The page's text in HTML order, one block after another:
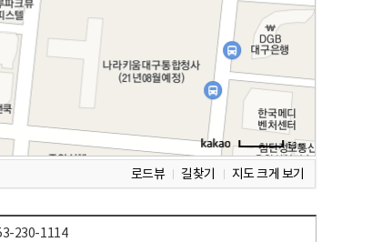
로드뷰 길찾기 지도 크게 보기
230-1114